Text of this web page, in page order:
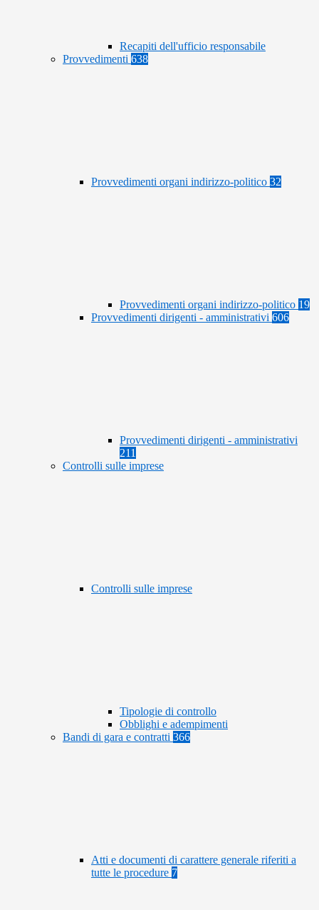
Recapiti dell'ufficio responsabile
Provvedimenti 638
Provvedimenti organi indirizzo-politico 32
Provvedimenti organi indirizzo-politico 19
Provvedimenti dirigenti - amministrativi 606
Provvedimenti dirigenti - amministrativi
211
Controlli sulle imprese
Controlli sulle imprese
Tipologie di controllo
Obblighi e adempimenti
Bandi di gara e contratti 366
Atti e documenti di carattere generale riferiti a
tutte le procedure 7